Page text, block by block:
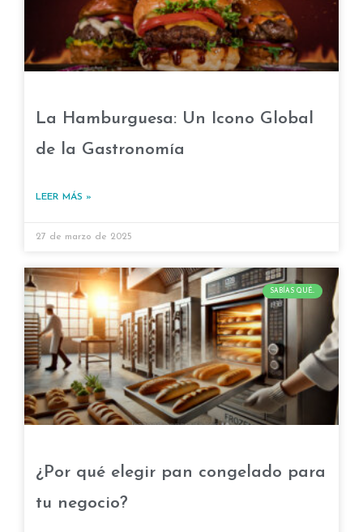
La Hamburguesa: Un Icono Global
de la Gastronomía
LEER MÁS »
27 de marzo de 2025
SABÍAS QUÉ...
¿Por qué elegir pan congelado para
tu negocio?